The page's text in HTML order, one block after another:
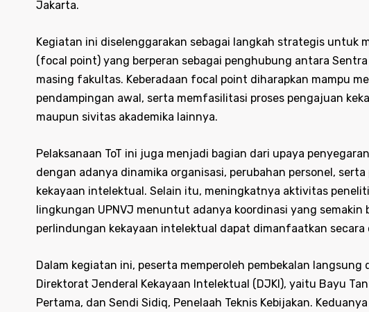
Jakarta.
Kegiatan ini diselenggarakan sebagai langkah strategis untuk
(focal point) yang berperan sebagai penghubung antara
masing fakultas. Keberadaan focal point diharapkan mampu
pendampingan awal, serta memfasilitasi proses pengajuan
maupun sivitas akademika lainnya.
Pelaksanaan ToT ini juga menjadi bagian dari upaya
dengan adanya dinamika organisasi, perubahan personel,
kekayaan intelektual. Selain itu, meningkatnya aktivitas
lingkungan UPNVJ menuntut adanya koordinasi yang
perlindungan kekayaan intelektual dapat dimanfaatkan secara
Dalam kegiatan ini, peserta memperoleh pembekalan
Direktorat Jenderal Kekayaan Intelektual (DJKI), yaitu Bayu
Pertama, dan Sendi Sidiq, Penelaah Teknis Kebijakan.